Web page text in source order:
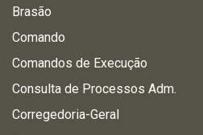
Brasão
Comando
Comandos de Execução
Consulta de Processos Adm.
Corregedoria-Geral